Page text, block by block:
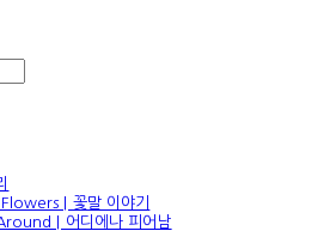
| 꽃말 이야기
| 어디에나 피어남